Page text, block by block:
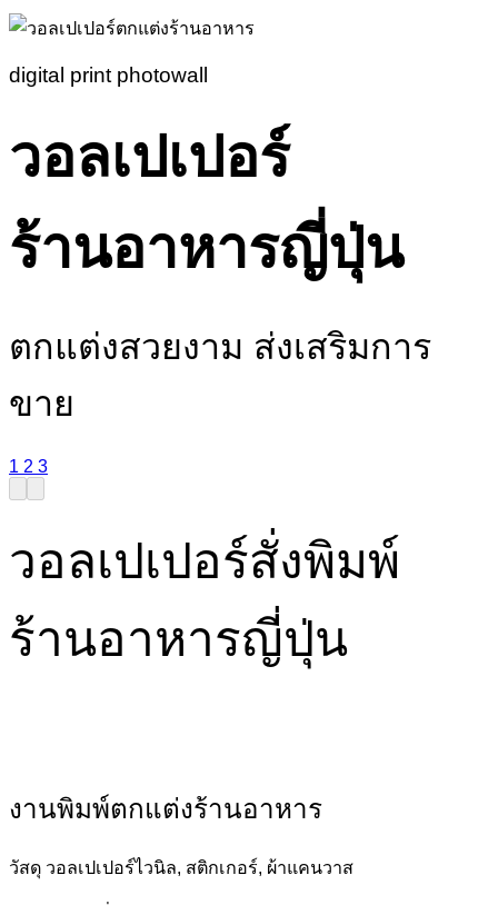
digital print photowall
วอลเปเปอร์
ร้านอาหารญี่ปุ่น
ตกแต่งสวยงาม ส่งเสริมการ
ขาย
1 2 3
วอลเปเปอร์สั่งพิมพ์
ร้านอาหารญี่ปุ่น
งานพิมพ์ตกแต่งร้านอาหาร
วัสดุ วอลเปเปอร์ไวนิล, สติกเกอร์, ผ้าแคนวาส